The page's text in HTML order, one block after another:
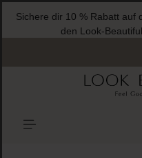
springen
Sichere dir 10 % Rabatt auf
den Look-